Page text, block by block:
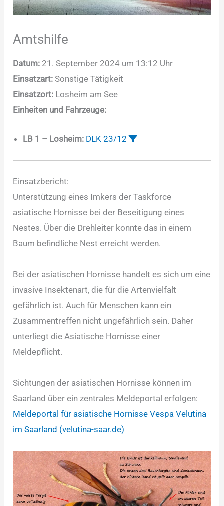
Amtshilfe
Datum: 21. September 2024 um 13:12 Uhr
Einsatzart: Sonstige Tätigkeit
Einsatzort: Losheim am See
Einheiten und Fahrzeuge:
LB 1 – Losheim: DLK 23/12
Einsatzbericht:
Unterstützung eines Imkers der Taskforce
asiatische Hornisse bei der Beseitigung eines
Nestes. Über die Drehleiter konnte das in einem
Baum befindliche Nest erreicht werden.
Bei der asiatischen Hornisse handelt es sich um eine
invasive Insektenart, die für die Artenvielfalt
gefährlich ist. Auch für Menschen kann ein
Zusammentreffen nicht ungefährlich sein. Daher
unterliegt die Asiatische Hornisse einer
Meldepflicht.
Sichtungen der asiatischen Hornisse können im
Saarland über ein zentrales Meldeportal erfolgen:
Meldeportal für asiatische Hornisse Vespa Velutina
im Saarland (velutina-saar.de)